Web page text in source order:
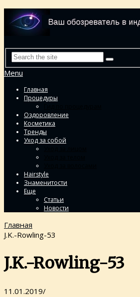
Menu
Главная
Процедуры
Оздоровление
Косметика
Тренды
Уход за собой
Hairstyle
Знаменитости
Еще
Статьи
Новости
Главная
J.K.-Rowling-53
J.K.-Rowling-53
11.01.2019/